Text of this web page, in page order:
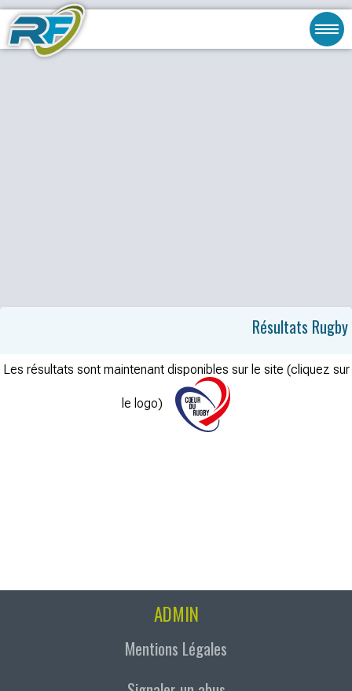
Résultats Rugby
Les résultats sont maintenant disponibles sur le site (cliquez sur
le logo)
ADMIN
Mentions Légales